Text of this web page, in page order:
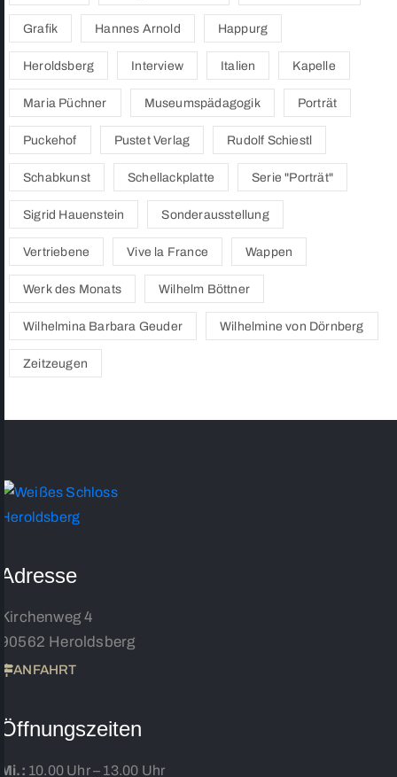
Grafik Hannes Arnold Happurg
Heroldsberg Interview Italien Kapelle
Maria Püchner Museumspädagogik Porträt
Puckehof Pustet Verlag Rudolf Schiestl
Schabkunst Schellackplatte Serie "Porträt"
Sigrid Hauenstein Sonderausstellung
Vertriebene Vive la France Wappen
Werk des Monats Wilhelm Böttner
Wilhelmina Barbara Geuder Wilhelmine von Dörnberg
Zeitzeugen
Adresse
Kirchenweg 4
90562 Heroldsberg
ANFAHRT
Öffnungszeiten
Mi.: 10.00 Uhr – 13.00 Uhr